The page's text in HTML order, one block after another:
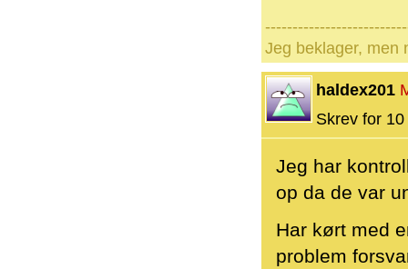
Jeg beklager, men
haldex201
Skrev for
Jeg har
op da de var
Har kørt med
problem